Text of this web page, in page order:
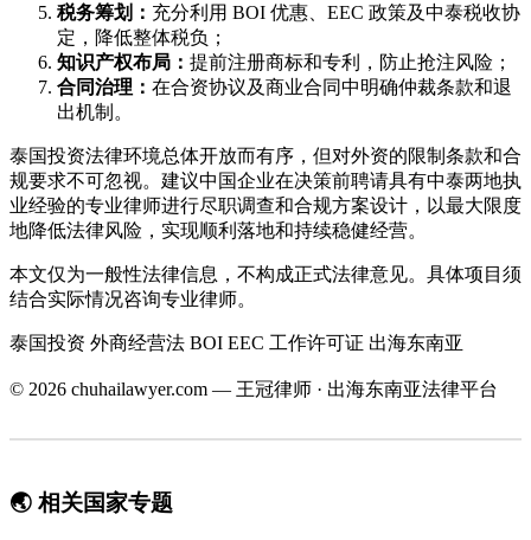
税务筹划： 充分利用 BOI 优惠、EEC 政策及中泰税收协
定，降低整体税负；
知识产权布局： 提前注册商标和专利，防止抢注风险；
合同治理： 在合资协议及商业合同中明确仲裁条款和退
出机制。
泰国投资法律环境总体开放而有序，但对外资的限制条款和合
规要求不可忽视。建议中国企业在决策前聘请具有中泰两地执
业经验的专业律师进行尽职调查和合规方案设计，以最大限度
地降低法律风险，实现顺利落地和持续稳健经营。
本文仅为一般性法律信息，不构成正式法律意见。具体项目须
结合实际情况咨询专业律师。
泰国投资 外商经营法 BOI EEC 工作许可证 出海东南亚
© 2026 chuhailawyer.com — 王冠律师 · 出海东南亚法律平台
🌏 相关国家专题